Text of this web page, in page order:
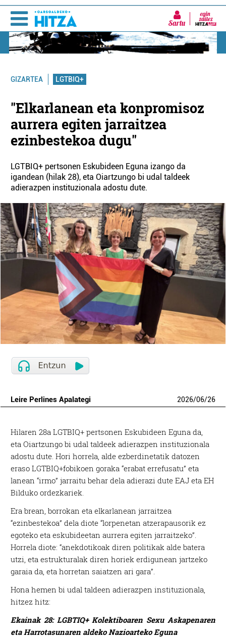
Sartu
GIZARTEA LGTBIQ+
"Elkarlanean eta konpromisoz
aurrera egiten jarraitzea
ezinbestekoa dugu"
LGTBIQ+ pertsonen Eskubideen Eguna izango da
igandean (hilak 28), eta Oiartzungo bi udal taldeek
adierazpen instituzionala adostu dute.
Leire Perlines Apalategi 2026/06/26
Hilaren 28a LGTBIQ+ pertsonen Eskubideen Eguna da,
eta Oiartzungo bi udal taldeek adierazpen instituzionala
adostu dute. Hori horrela, alde ezberdinetatik datozen
eraso LGTBIQ+fobikoen goraka “erabat errefusatu” eta
lanean “irmo” jarraitu behar dela adierazi dute EAJ eta EH
Bilduko ordezkariek.
Era brean, borrokan eta elkarlanean jarraitzea
“ezinbestekoa” dela diote “lorpenetan atzerapausorik ez
egoteko eta eskubideetan aurrera egiten jarraitzeko”.
Horrela diote: “anekdotikoak diren politikak alde batera
utzi, eta estrukturalak diren horiek erdigunean jartzeko
garaia da, eta horretan saiatzen ari gara”.
Hona hemen bi udal taldeen adierazpen instituzionala,
hitzez hitz:
Ekainak 28: LGBTIQ+ Kolektiboaren Sexu Askapenaren
eta Harrotasunaren aldeko Nazioarteko Eguna